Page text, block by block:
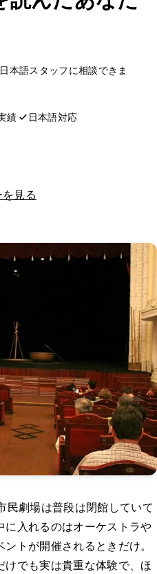
本語スタッフに相談できま
績
日本語対応
見る
民劇場は普段は閉館していて
入れるのはオーケストラや
トが開催されるときだけ。
でも実は貴重な体験で、ほ